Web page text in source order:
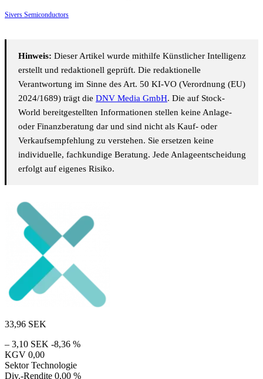
Sivers Semiconductors
Hinweis: Dieser Artikel wurde mithilfe Künstlicher Intelligenz
erstellt und redaktionell geprüft. Die redaktionelle
Verantwortung im Sinne des Art. 50 KI-VO (Verordnung (EU)
2024/1689) trägt die DNV Media GmbH. Die auf Stock-
World bereitgestellten Informationen stellen keine Anlage-
oder Finanzberatung dar und sind nicht als Kauf- oder
Verkaufsempfehlung zu verstehen. Sie ersetzen keine
individuelle, fachkundige Beratung. Jede Anlageentscheidung
erfolgt auf eigenes Risiko.
33,96 SEK
– 3,10 SEK -8,36 %
KGV 0,00
Sektor Technologie
Div.-Rendite 0,00 %